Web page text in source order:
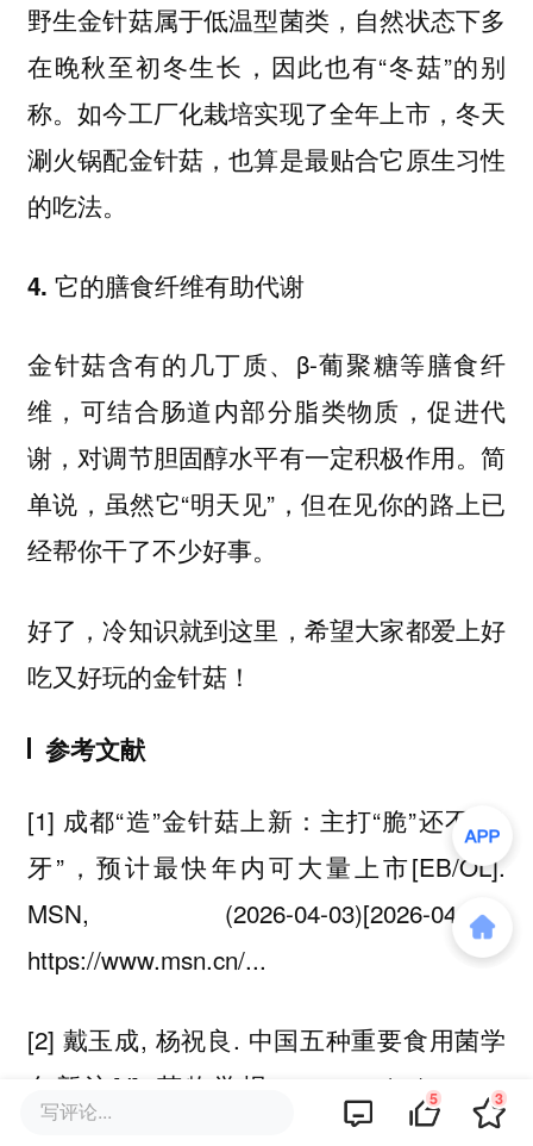
野生金针菇属于低温型菌类，自然状态下多
在晚秋至初冬生长，因此也有“冬菇”的别
称。如今工厂化栽培实现了全年上市，冬天
涮火锅配金针菇，也算是最贴合它原生习性
的吃法。
4. 它的膳食纤维有助代谢
金针菇含有的几丁质、β-葡聚糖等膳食纤
维，可结合肠道内部分脂类物质，促进代
谢，对调节胆固醇水平有一定积极作用。简
单说，虽然它“明天见”，但在见你的路上已
经帮你干了不少好事。
好了，冷知识就到这里，希望大家都爱上好
吃又好玩的金针菇！
参考文献
[1] 成都“造”金针菇上新：主打“脆”还不“卡
牙”，预计最快年内可大量上市[EB/OL].
MSN, (2026-04-03)[2026-04-14].
https://www.msn.cn/...
[2] 戴玉成, 杨祝良. 中国五种重要食用菌学
名新注[J]. 菌物学报, 2018, 37(12): 1572-
1577.
写评论... 5 3